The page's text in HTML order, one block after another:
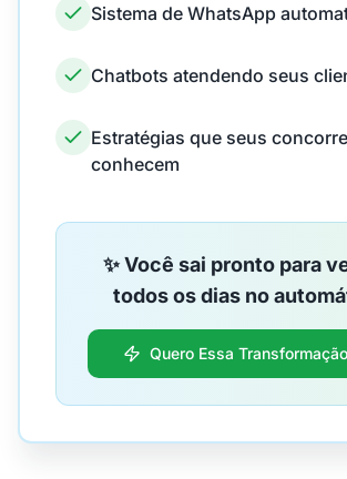
Sistema de WhatsApp
Chatbots atendendo seus
Estratégias que seus
conhecem
✨ Você sai pronto para
todos os dias no
Quero Essa Transformação